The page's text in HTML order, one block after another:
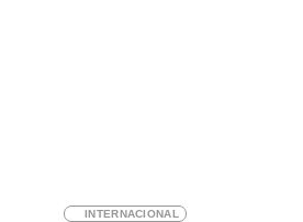
INTERNACIONAL